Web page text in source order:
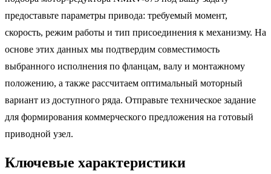
предоставьте параметры привода: требуемый момент,
скорость, режим работы и тип присоединения к механизму. На
основе этих данных мы подтвердим совместимость
выбранного исполнения по фланцам, валу и монтажному
положению, а также рассчитаем оптимальный моторный
вариант из доступного ряда. Отправьте техническое задание
для формирования коммерческого предложения на готовый
приводной узел.
Ключевые характеристики